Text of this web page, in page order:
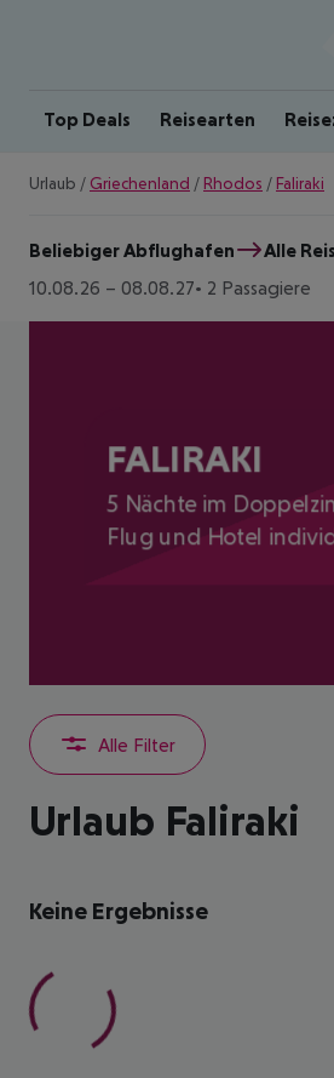
Top Deals Reisearten
Urlaub / Griechenland / Rhodos / Faliraki
Beliebiger Abflughafen
Alle
10.08.26 – 08.08.27 2 Passagiere
FALIRAKI
5 Nächte im
Flug und Hotel
Alle Filter
Urlaub Faliraki
Keine Ergebnisse